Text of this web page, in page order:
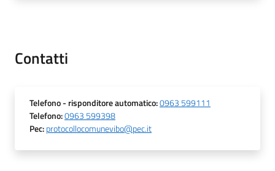
o
argomenti...
Contatti
Telefono- risponditore automatico:0963 599111
Telefono:0963 599398
Pec:protocollocomunevibo@pec.it